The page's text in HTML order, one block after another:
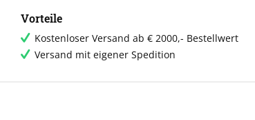
Vorteile
Kostenloser Versand ab € 2000,- Bestellwert
Versand mit eigener Spedition